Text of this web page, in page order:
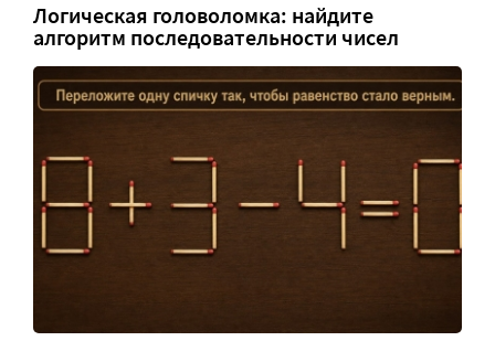
Логическая головоломка: найдите
алгоритм последовательности чисел